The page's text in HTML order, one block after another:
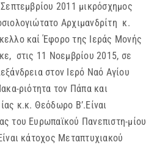
2011 μικρόσχημος
Αρχιμανδρίτη κ.
καί Έφορο της Ιεράς Μονής
στις 11 Νοεμβρίου 2015, σε
στον Ιερό Ναό Αγίου
ριότητα τον Πάπα και
κ.κ. Θεόδωρο Β’.Είναι
του Ευρωπαϊκού Πανεπιστη-μίου
κάτοχος Μεταπτυχιακού